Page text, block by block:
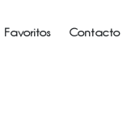
Favoritos Contacto